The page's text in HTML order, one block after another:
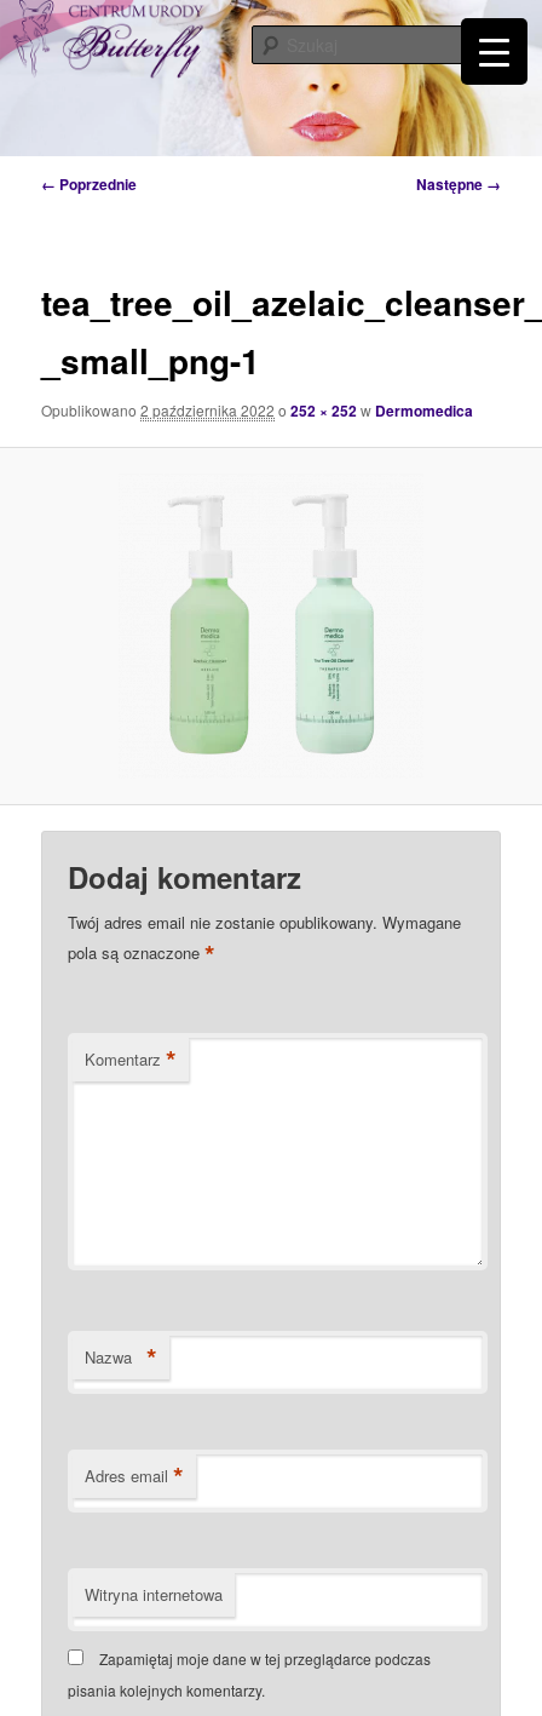
Przeskocz
do
tekstu
Centrum Urody Butterfly – Katowice
Tylko od Ciebie zależy kiedy zaczniesz o siebie dbać. Przyjdź a my Ci w tym
pomożemy…
Nawigacja
← Poprzednie Następne →
_small_png-1
Opublikowano2 października 2022 o252 × 252w Dermomedica
Dodaj komentarz
Twój adres email nie zostanie opublikowany. Wymagane
pola są oznaczone*
Komentarz *
Nazwa *
Adres email *
Witryna internetowa
Zapamiętaj moje dane w tej przeglądarce podczas
pisania kolejnych komentarzy.